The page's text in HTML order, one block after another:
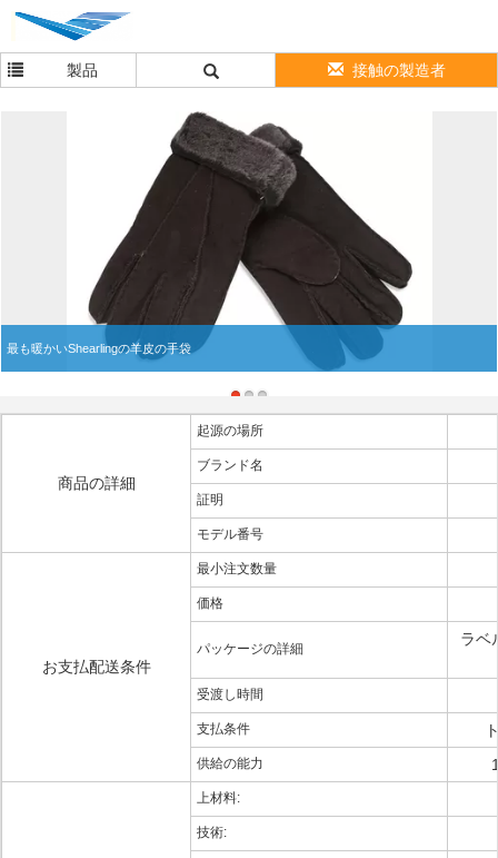
製品 接触の製造者
最も暖かいShearlingの羊皮の手袋
商品の詳細
起源の場所
ブランド名
証明
モデル番号
お支払配送条件
最小注文数量
価格
パッケージの詳細
ラベ
受渡し時間
支払条件
供給の能力
上材料:
技術: